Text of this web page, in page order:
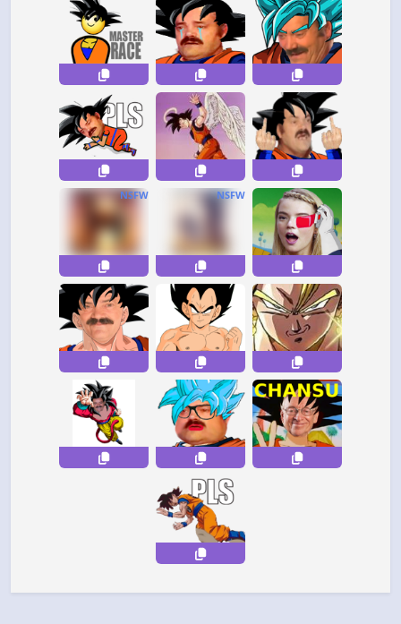
NSFW NSFW